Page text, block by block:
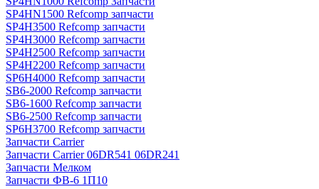
SP4HN1500 Refcomp запчасти
SP4H3500 Refcomp запчасти
SP4H3000 Refcomp запчасти
SP4H2500 Refcomp запчасти
SP4H2200 Refcomp запчасти
SP6H4000 Refcomp запчасти
SB6-2000 Refcomp запчасти
SB6-1600 Refcomp запчасти
SB6-2500 Refcomp запчасти
SP6H3700 Refcomp запчасти
Запчасти Carrier
Запчасти Carrier 06DR541 06DR241
Запчасти Мелком
Запчасти ФВ-6 1П10